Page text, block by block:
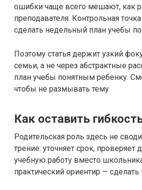
ошибки чаще всего мешают, как
преподавателя. Контрольная
сделать недельный план учебы
Поэтому статья держит узкий
семьи, а не через абстрактные
план учебы понятным ребенку.
чтобы не размывать тему.
Как оставить
Родительская роль здесь не
трение: уточняет срок, проверяет
учебную работу вместо
практический ориентир —